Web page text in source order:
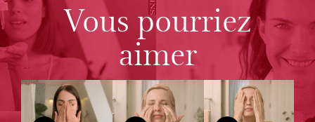
Vous pourriez
aimer